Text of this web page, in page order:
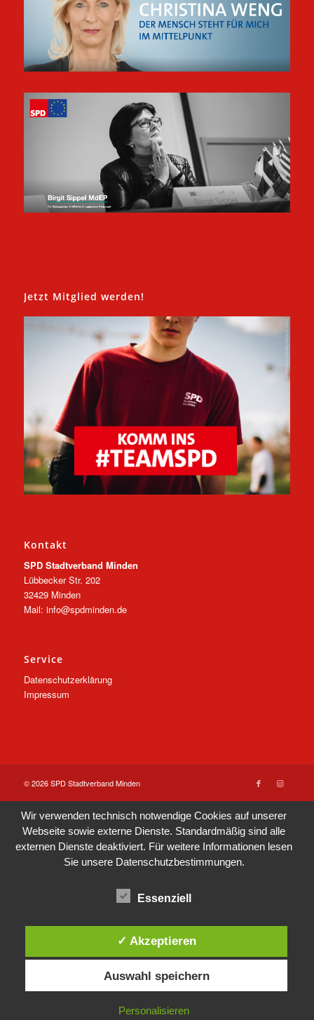
Jetzt Mitglied werden!
Kontakt
SPD Stadtverband Minden
Lübbecker Str. 202
32429 Minden
Mail: info@spdminden.de
Service
Datenschutzerklärung
Impressum
© 2026 SPD Stadtverband Minden
Wir verwenden technisch notwendige Cookies auf unserer
Webseite sowie externe Dienste. Standardmäßig sind alle
externen Dienste deaktiviert. Für weitere Informationen lesen
Sie unsere Datenschutzbestimmungen.
Essenziell
✓ Akzeptieren
Auswahl speichern
Personalisieren